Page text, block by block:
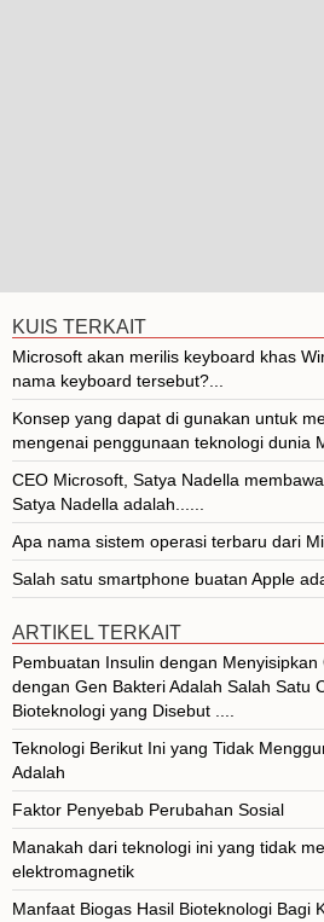
KUIS TERKAIT
Microsoft akan merilis keyboard khas
nama keyboard tersebut?...
Konsep yang dapat di gunakan untuk
mengenai penggunaan teknologi dunia
CEO Microsoft, Satya Nadella
Satya Nadella adalah......
Apa nama sistem operasi terbaru dari
Salah satu smartphone buatan Apple
ARTIKEL TERKAIT
Pembuatan Insulin dengan
dengan Gen Bakteri Adalah Salah Satu
Bioteknologi yang Disebut ....
Teknologi Berikut Ini yang Tidak
Adalah
Faktor Penyebab Perubahan Sosial
Manakah dari teknologi ini yang tidak
elektromagnetik
Manfaat Biogas Hasil Bioteknologi Bagi